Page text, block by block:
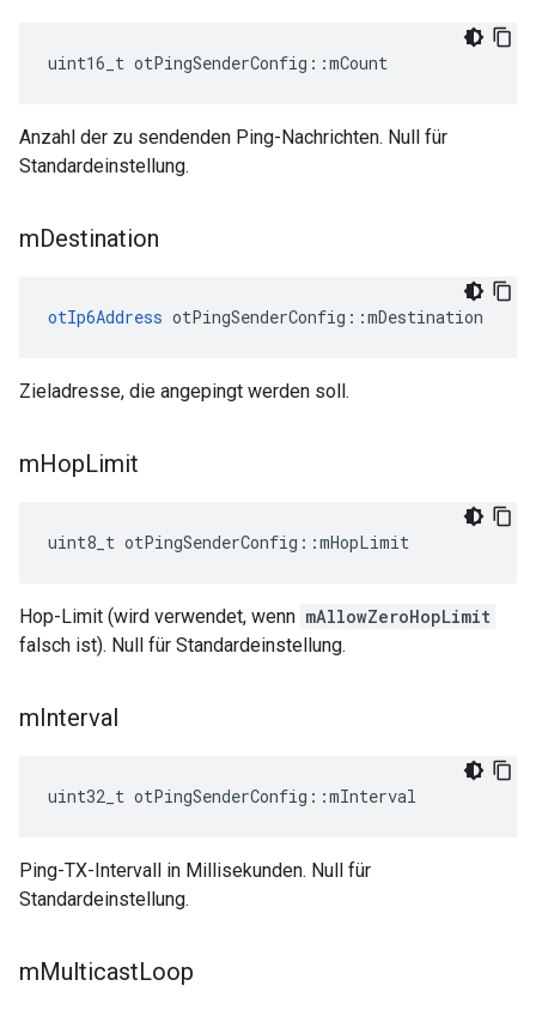
uint16_t otPingSenderConfig ::mCount
Anzahl der zu sendenden Ping-Nachrichten. Null für
Standardeinstellung.
mDestination
otIp6Address otPingSenderConfig ::mDestination
Zieladresse, die angepingt werden soll.
mHopLimit
uint8_t otPingSenderConfig ::mHopLimit
Hop-Limit (wird verwendet, wenn mAllowZeroHopLimit
falsch ist). Null für Standardeinstellung.
mInterval
uint32_t otPingSenderConfig ::mInterval
Ping-TX-Intervall in Millisekunden. Null für
Standardeinstellung.
mMulticastLoop